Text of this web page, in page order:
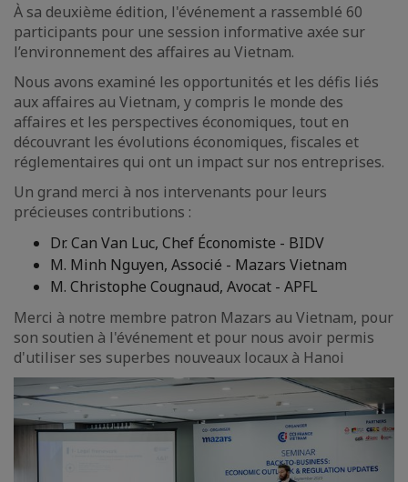
À sa deuxième édition, l'événement a rassemblé 60
participants pour une session informative axée sur
l’environnement des affaires au Vietnam.
Nous avons examiné les opportunités et les défis liés
aux affaires au Vietnam, y compris le monde des
affaires et les perspectives économiques, tout en
découvrant les évolutions économiques, fiscales et
réglementaires qui ont un impact sur nos entreprises.
Un grand merci à nos intervenants pour leurs
précieuses contributions :
Dr. Can Van Luc, Chef Économiste - BIDV
M. Minh Nguyen, Associé - Mazars Vietnam
M. Christophe Cougnaud, Avocat - APFL
Merci à notre membre patron Mazars au Vietnam, pour
son soutien à l'événement et pour nous avoir permis
d'utiliser ses superbes nouveaux locaux à Hanoi